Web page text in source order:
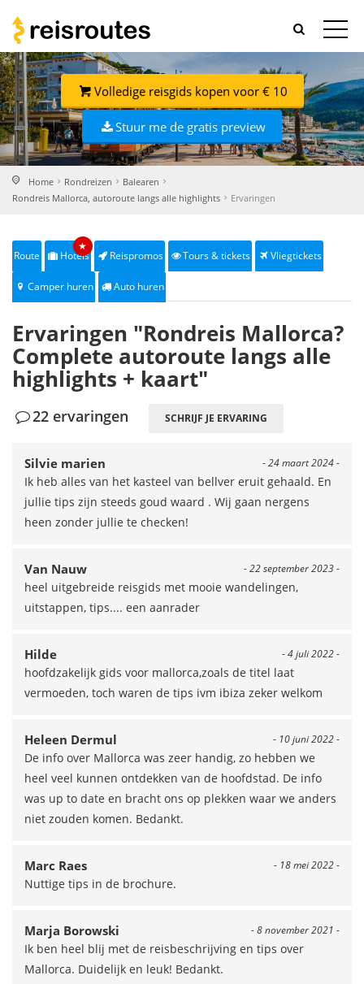
Volledige reisgids kopen voor € 10
Stuur me de gratis preview
Home Rondreizen
Balearen
Rondreis Mallorca, autoroute langs alle highlights
Ervaringen
Route Hotels
★
Reispromos Tours & tickets Vliegtickets
Camper huren Auto huren
Ervaringen "Rondreis Mallorca?
Complete autoroute langs alle
highlights + kaart"
22 ervaringen SCHRIJF JE ERVARING
- 24 maart 2024 -
Silvie marien
Ik heb alles van het kasteel van bellver eruit gehaald. En
jullie tips zijn steeds goud waard . Wij gaan nergens
heen zonder jullie te checken!
- 22 september 2023 -
Van Nauw
heel uitgebreide reisgids met mooie wandelingen,
uitstappen, tips.... een aanrader
- 4 juli 2022 -
Hilde
hoofdzakelijk gids voor mallorca,zoals de titel laat
vermoeden, toch waren de tips ivm ibiza zeker welkom
- 10 juni 2022 -
Heleen Dermul
De info over Mallorca was zeer handig, zo hebben we
heel veel kunnen ontdekken van de hoofdstad. De info
was up to date en bracht ons op plekken waar we anders
niet zouden komen. Bedankt.
- 18 mei 2022 -
Marc Raes
Nuttige tips in de brochure.
- 8 november 2021 -
Marja Borowski
Ik ben heel blij met de reisbeschrijving en tips over
Mallorca. Duidelijk en leuk! Bedankt.